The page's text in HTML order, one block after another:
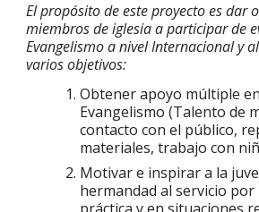
El propósito de este proyecto es dar
miembros de iglesia a participar de
Evangelismo a nivel Internacional y
varios objetivos:
Obtener apoyo múltiple
Evangelismo (Talento de
contacto con el público,
materiales, trabajo con
Motivar e inspirar a la
hermandad al servicio